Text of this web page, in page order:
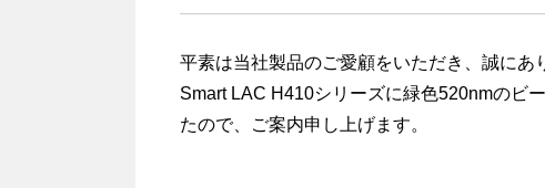
平素は当社製品のご愛顧をいただき、誠にあ
Smart LAC H410シリーズに緑色520nmのビ
たので、ご案内申し上げます。